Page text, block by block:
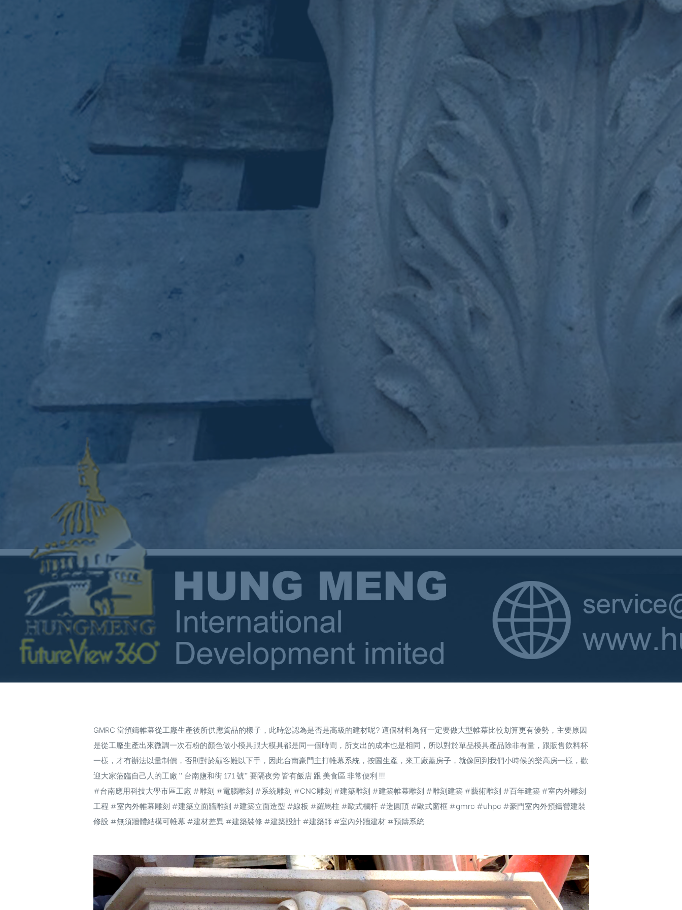
GMRC 當預鑄帷幕從工廠生產後所供應貨品的樣子，此時您認為是否是高級的建材呢? 這個材料為何一定要做大型帷幕比較划算更有優勢，主要原因
是從工廠生產出來微調一次石粉的顏色做小模具跟大模具都是同一個時間，所支出的成本也是相同，所以對於單品模具產品除非有量，跟販售飲料杯
一樣，才有辦法以量制價，否則對於顧客難以下手，因此台南豪門主打帷幕系統，按圖生產，來工廠蓋房子，就像回到我們小時候的樂高房一樣，歡
迎大家蒞臨自己人的工廠 ” 台南鹽和街 171 號” 要隔夜旁 皆有飯店 跟 美食區 非常便利 !!!
#台南應用科技大學市區工廠 #雕刻 #電腦雕刻 #系統雕刻 #CNC雕刻 #建築雕刻 #建築帷幕雕刻 #雕刻建築 #藝術雕刻 #百年建築 #室內外雕刻
工程 #室內外帷幕雕刻 #建築立面牆雕刻 #建築立面造型 #線板 #羅馬柱 #歐式欄杆 #造圓頂 #歐式窗框 #gmrc #uhpc #豪門室內外預鑄營建裝
修設 #無須牆體結構可帷幕 #建材差異 #建築裝修 #建築設計 #建築師 #室內外牆建材 #預鑄系統